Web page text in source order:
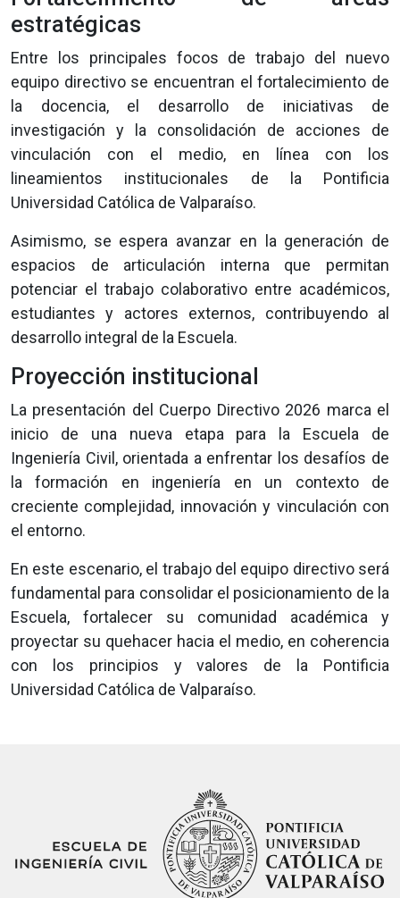
estratégicas
Entre los principales focos de trabajo del nuevo
equipo directivo se encuentran el fortalecimiento de
la docencia, el desarrollo de iniciativas de
investigación y la consolidación de acciones de
vinculación con el medio, en línea con los
lineamientos institucionales de la Pontificia
Universidad Católica de Valparaíso.
Asimismo, se espera avanzar en la generación de
espacios de articulación interna que permitan
potenciar el trabajo colaborativo entre académicos,
estudiantes y actores externos, contribuyendo al
desarrollo integral de la Escuela.
Proyección institucional
La presentación del Cuerpo Directivo 2026 marca el
inicio de una nueva etapa para la Escuela de
Ingeniería Civil, orientada a enfrentar los desafíos de
la formación en ingeniería en un contexto de
creciente complejidad, innovación y vinculación con
el entorno.
En este escenario, el trabajo del equipo directivo será
fundamental para consolidar el posicionamiento de la
Escuela, fortalecer su comunidad académica y
proyectar su quehacer hacia el medio, en coherencia
con los principios y valores de la Pontificia
Universidad Católica de Valparaíso.